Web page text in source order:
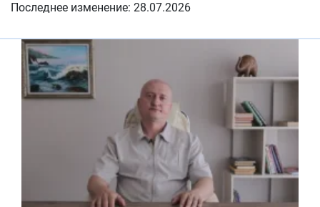
Последнее изменение: 28.07.2026